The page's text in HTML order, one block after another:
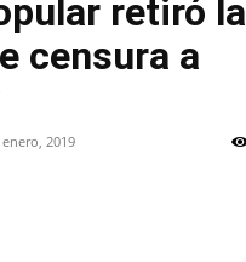
retiró la
censura a
enero, 2019